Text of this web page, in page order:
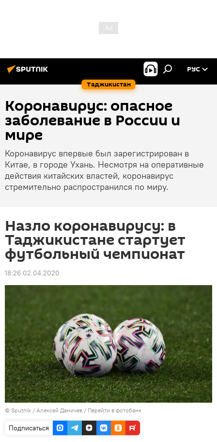
Таджикистан
РУС
Коронавирус: опасное
заболевание в России и
мире
Коронавирус впервые был зарегистрирован в
Китае, в городе Ухань. Несмотря на оперативные
действия китайских властей, коронавирус
стремительно распространился по миру.
Назло коронавирусу: в
Таджикистане стартует
футбольный чемпионат
18:26 02.04.2020
© Sputnik / Алексей Даничев / Перейти в фотобанк
Подписаться